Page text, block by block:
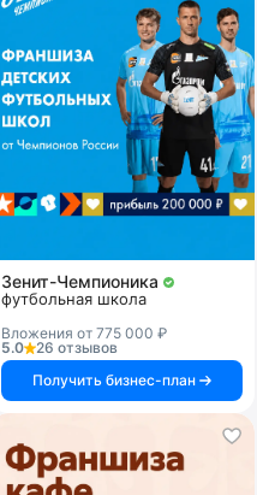
Зенит-Чемпионика
футбольная школа
Вложения от 775 000 ₽
5.0
26 отзывов
Получить бизнес-план